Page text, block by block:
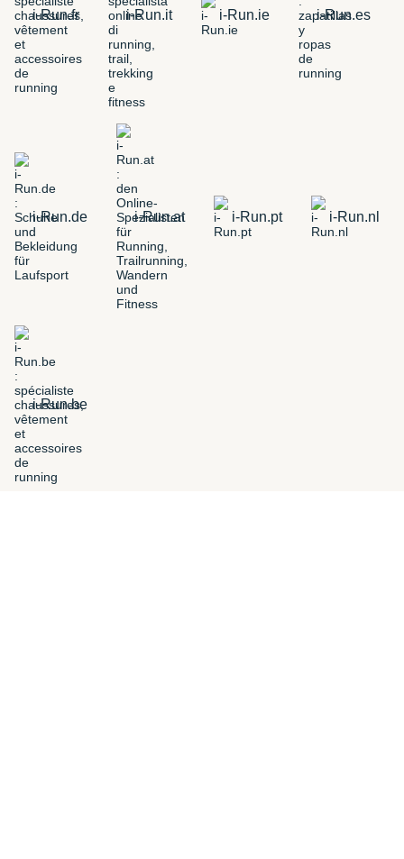
i-Run.fr i-Run.it i-Run.ie i-Run.es
i-Run.de i-Run.at i-Run.pt i-Run.nl
i-Run.be